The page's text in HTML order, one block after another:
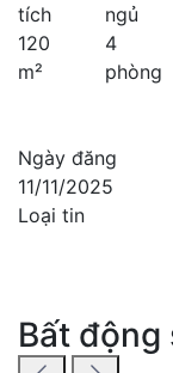
tích
120
m²
ngủ
4
phòng
Ngày đăng
11/11/2025
Loại tin
Bất động